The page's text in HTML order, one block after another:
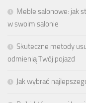
Meble salonowe: jak
w swoim salonie
Skuteczne metody
odmienią Twój pojazd
Jak wybrać